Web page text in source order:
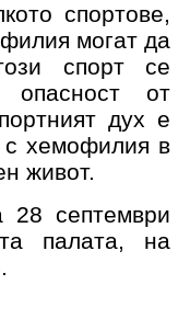
спортове,
могат да
спорт се
опасност от
дух е
с хемофилия в
живот.
28 септември
палата, на